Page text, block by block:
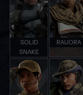
SOLID
SNAKE
RAUORA